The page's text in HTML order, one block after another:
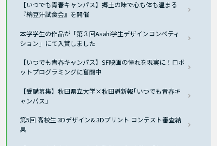
【いつでも青春キャンパス】郷土の味で心も体も温まる
『納豆汁試食会』を開催
本学学生の作品が「第３回Asahi学生デザインコンペティ
ション」にて入賞しました
【いつでも青春キャンパス】SF映画の憧れを現実に！ロボ
ットプログラミングに奮闘中
【受講募集】秋田県立大学×秋田魁新報｢いつでも青春キ
ャンパス｣
第5回 高校生 3Dデザイン& 3Dプリント コンテスト審査結
果